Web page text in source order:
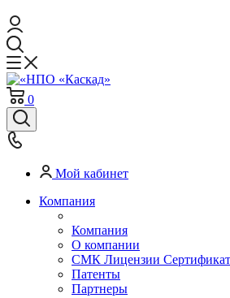
0
Мой кабинет
Компания
Компания
О компании
СМК Лицензии
Патенты
Партнеры